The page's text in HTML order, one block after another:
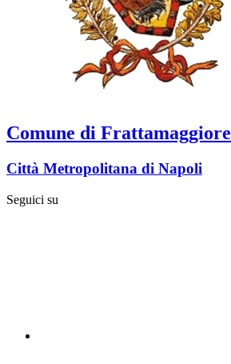
Comune di Frattamaggiore
Città Metropolitana di Napoli
Seguici su